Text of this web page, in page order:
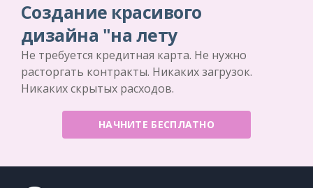
Создание красивого
дизайна "на лету
Не требуется кредитная карта. Не нужно
расторгать контракты. Никаких загрузок.
Никаких скрытых расходов.
НАЧНИТЕ БЕСПЛАТНО